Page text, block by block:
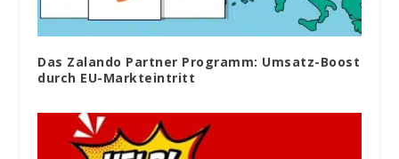
Das Zalando Partner Programm: Umsatz-Boost
durch EU-Markteintritt